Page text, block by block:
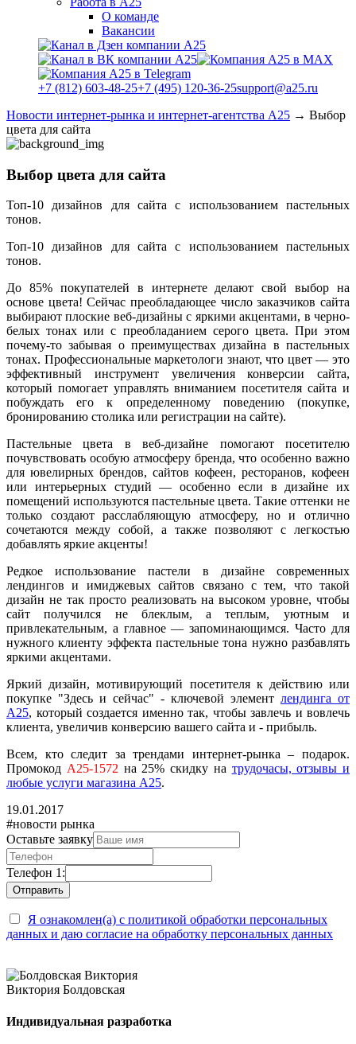
О команде
Вакансии
+7 (812) 603-48-25+7 (495) 120-36-25support@a25.ru
Новости интернет-рынка и интернет-агентства А25 → Выбор
цвета для сайта
Выбор цвета для сайта
Топ-10 дизайнов для сайта с использованием пастельных
тонов.
Топ-10 дизайнов для сайта с использованием пастельных
тонов.
До 85% покупателей в интернете делают свой выбор на
основе цвета! Сейчас преобладающее число заказчиков сайта
выбирают плоские веб-дизайны с яркими акцентами, в черно-
белых тонах или с преобладанием серого цвета. При этом
почему-то забывая о преимуществах дизайна в пастельных
тонах. Профессиональные маркетологи знают, что цвет — это
эффективный инструмент увеличения конверсии сайта,
который помогает управлять вниманием посетителя сайта и
побуждать его к определенному поведению (покупке,
бронированию столика или регистрации на сайте).
Пастельные цвета в веб-дизайне помогают посетителю
почувствовать особую атмосферу бренда, что особенно важно
для ювелирных брендов, сайтов кофеен, ресторанов, кофеен
или интерьерных студий — особенно если в дизайне их
помещений используются пастельные цвета. Такие оттенки не
только создают расслабляющую атмосферу, но и отлично
сочетаются между собой, а также позволяют с легкостью
добавлять яркие акценты!
Редкое использование пастели в дизайне современных
лендингов и имиджевых сайтов связано с тем, что такой
дизайн не так просто реализовать на высоком уровне, чтобы
сайт получился не блеклым, а теплым, уютным и
привлекательным, а главное — запоминающимся. Часто для
нужного клиенту эффекта пастельные тона нужно разбавлять
яркими акцентами.
Яркий дизайн, мотивирующий посетителя к действию или
покупке "Здесь и сейчас" - ключевой элемент лендинга от
А25, который создается именно так, чтобы завлечь и вовлечь
клиента, увеличив конверсию вашего сайта и - прибыль.
Всем, кто следит за трендами интернет-рынка – подарок.
Промокод A25-1572на 25% скидку на трудочасы, отзывы и
любые услуги магазина А25.
19.01.2017
#новости рынка
Оставьте заявку
Телефон 1:
Я ознакомлен(а) с политикой обработки персональных
данных и даю согласие на обработку персональных данных
Виктория Болдовская
Индивидуальная разработка